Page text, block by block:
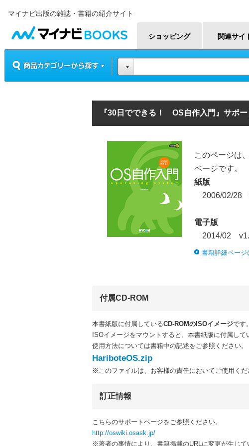
マイナビ出版の雑誌・書籍の紹介サイト
ショッピング 関連サイ
30日でできる！ OS自作入門
『30日でできる！ OS自作入門』サポー
このページは
ページです。
紙版
2006/02/28
電子版
2014/02
書籍詳細ページ
付属CD-ROM
本書紙版に付属しているCD-ROMのISOイメージです。
ISOイメージをマウントすると、本書紙版に付属し
使用方法については書籍中の記述をご参照ください。
HariboteOS.zip
※このファイルは、お客様の責任においてご使用く
訂正情報
こちらのサポートページをご参照ください。
http://oswiki.osask.jp/
※著者の事情により、書籍掲載のURLに変更が生じ